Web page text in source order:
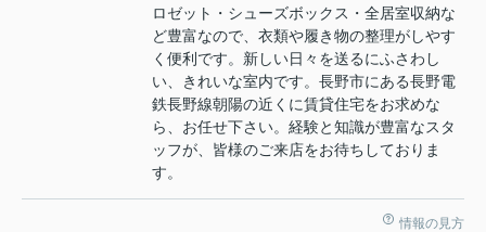
ロゼット・シューズボックス・全居室収納な
ど豊富なので、衣類や履き物の整理がしやす
く便利です。新しい日々を送るにふさわし
い、きれいな室内です。長野市にある長野電
鉄長野線朝陽の近くに賃貸住宅をお求めな
ら、お任せ下さい。経験と知識が豊富なスタ
ッフが、皆様のご来店をお待ちしておりま
す。
情報の見方